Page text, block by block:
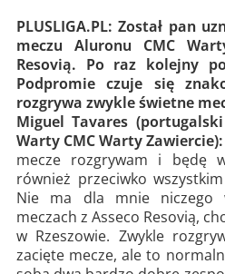
PLUSLIGA.PL: Został pan
meczu Aluronu CMC
Resovią. Po raz kolejny
Podpromie czuje się
rozgrywa zwykle świetne
Miguel Tavares
Warty CMC Warty Zawiercie):
mecze rozgrywam i będę
również przeciwko
Nie ma dla mnie niczego
meczach z Asseco Resovią,
w Rzeszowie. Zwykle
zacięte mecze, ale to